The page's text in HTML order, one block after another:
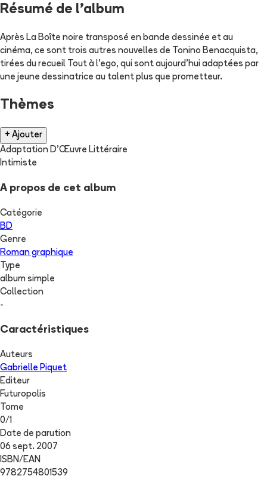
Résumé de l'album
Après La Boîte noire transposé en bande dessinée et au
cinéma, ce sont trois autres nouvelles de Tonino Benacquista,
tirées du recueil Tout à l'ego, qui sont aujourd'hui adaptées par
une jeune dessinatrice au talent plus que prometteur.
Thèmes
+ Ajouter
Adaptation D'Œuvre Littéraire
Intimiste
A propos de cet album
Catégorie
BD
Genre
Roman graphique
Type
album simple
Collection
-
Caractéristiques
Auteurs
Gabrielle Piquet
Editeur
Futuropolis
Tome
0/1
Date de parution
06 sept. 2007
ISBN/EAN
9782754801539